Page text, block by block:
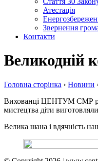
Атестація
Звернення
Контакти
Великодній
Головна сторiнка › Новини
Вихованці ЦЕНТУМ СМР
мистецтва діти
Велика шана і вдячність